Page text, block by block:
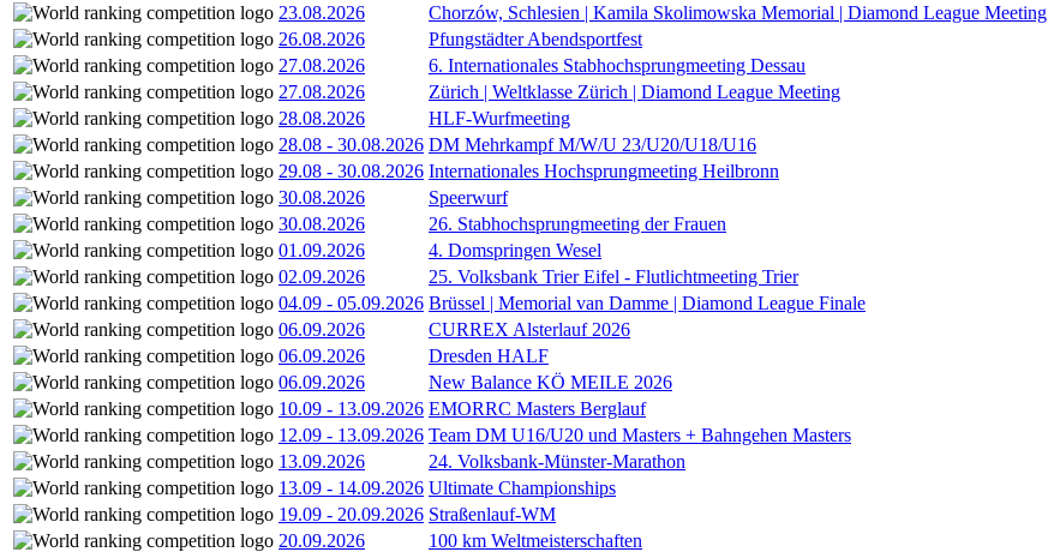
23.08.2026
Chorzów, Schlesien | Kamila Skolimowska Memorial | Diamond League Meeting
26.08.2026
Pfungstädter Abendsportfest
27.08.2026
6. Internationales Stabhochsprungmeeting Dessau
27.08.2026
Zürich | Weltklasse Zürich | Diamond League Meeting
28.08.2026
HLF-Wurfmeeting
28.08 - 30.08.2026 DM Mehrkampf M/W/U 23/U20/U18/U16
29.08 - 30.08.2026 Internationales Hochsprungmeeting Heilbronn
30.08.2026
Speerwurf
30.08.2026
26. Stabhochsprungmeeting der Frauen
01.09.2026
4. Domspringen Wesel
02.09.2026
25. Volksbank Trier Eifel - Flutlichtmeeting Trier
04.09 - 05.09.2026 Brüssel | Memorial van Damme | Diamond League Finale
06.09.2026
CURREX Alsterlauf 2026
06.09.2026
Dresden HALF
06.09.2026
New Balance KÖ MEILE 2026
10.09 - 13.09.2026 EMORRC Masters Berglauf
12.09 - 13.09.2026 Team DM U16/U20 und Masters + Bahngehen Masters
13.09.2026
24. Volksbank-Münster-Marathon
13.09 - 14.09.2026 Ultimate Championships
19.09 - 20.09.2026 Straßenlauf-WM
20.09.2026
100 km Weltmeisterschaften